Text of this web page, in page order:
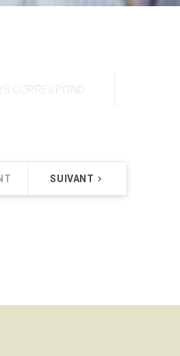
CORRESPOND
SUIVANT keyboard_arrow_right